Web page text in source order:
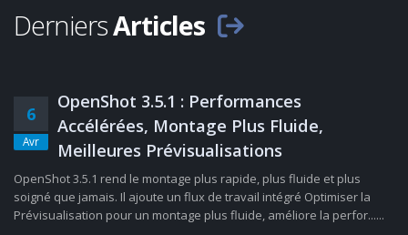
DerniersArticles
6
Avr
OpenShot 3.5.1 : Performances
Accélérées, Montage Plus Fluide,
Meilleures Prévisualisations
OpenShot 3.5.1 rend le montage plus rapide, plus fluide et plus
soigné que jamais. Il ajoute un flux de travail intégré Optimiser la
Prévisualisation pour un montage plus fluide, améliore la perfor......